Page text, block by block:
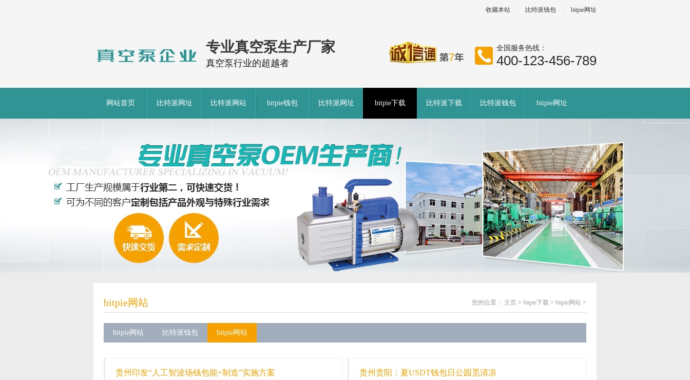
收藏本站 比特派钱包 bitpie网址
专业真空泵生产厂家
真空泵行业的超越者
全国服务热线：
400-123-456-789
网站首页 比特派网址 比特派网站 bitpie钱包 比特派网址 bitpie下载 比特派下载 比特派钱包 bitpie网址
bitpie网站 您的位置： 主页 > bitpie下载 > bitpie网站 >
bitpie网站 比特派钱包 bitpie网站
贵州印发“人工智波场钱包能+制造”实施方案 贵州贵阳：夏USDT钱包日公园觅清凉